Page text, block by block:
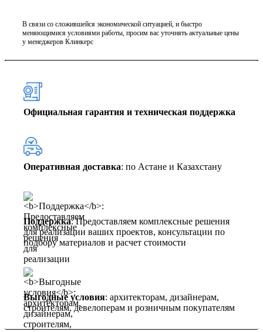
В связи со сложившейся экономической ситуацией, и быстро
меняющимися условиями работы, просим вас уточнять актуальные цены
у менеджеров Клинкерс
Официальная гарантия и техническая поддержка
Оперативная доставка: по Астане и Казахстану
Поддержка: Предоставляем комплексные решения
для реализации ваших проектов, консультации по
подбору материалов и расчет стоимости
Выгодные условия: архитекторам, дизайнерам,
строителям, девелоперам и розничным покупателям